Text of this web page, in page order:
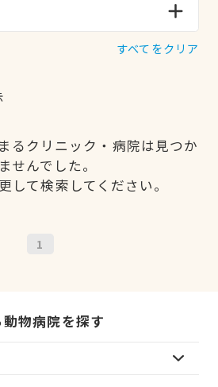
すべてをクリア
るクリニック・病院は見つか
せんでした。
して検索してください。
1
物病院を探す